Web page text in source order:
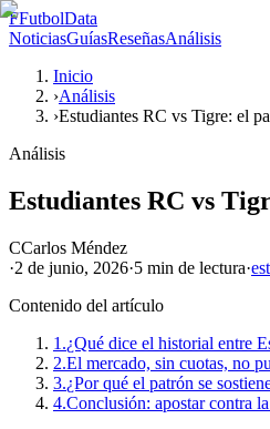
FFutbolData
NoticiasGuíasReseñasAnálisis
Inicio
›Análisis
›Estudiantes RC vs Tigre: el
Análisis
Estudiantes RC vs
CCarlos Méndez
·2 de junio, 2026·5 min de lectura·
Contenido del artículo
1.¿Qué dice el historial entre
2.El mercado, sin cuotas, no
3.¿Por qué el patrón se
4.Conclusión: apostar contra